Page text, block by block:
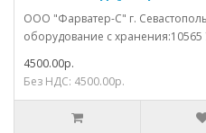
ООО "Фарватер-С" г.
оборудование с хранения:10565
4500.00р.
Без НДС: 4500.00р.